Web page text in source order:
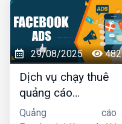
lại ở hướng dẫncách
chọn vị trí quảng cáo
trên Facebookhiệu
quả, mà còn trang bị
cho bạn tư duy chiến
lược để xác định khi
nào nên tận dụng tính
năng tối ưu tự động
29/08/2025 482
Dịch vụ chạy thuê
quảng cáo
facebook uy tín,
Quảng cáo